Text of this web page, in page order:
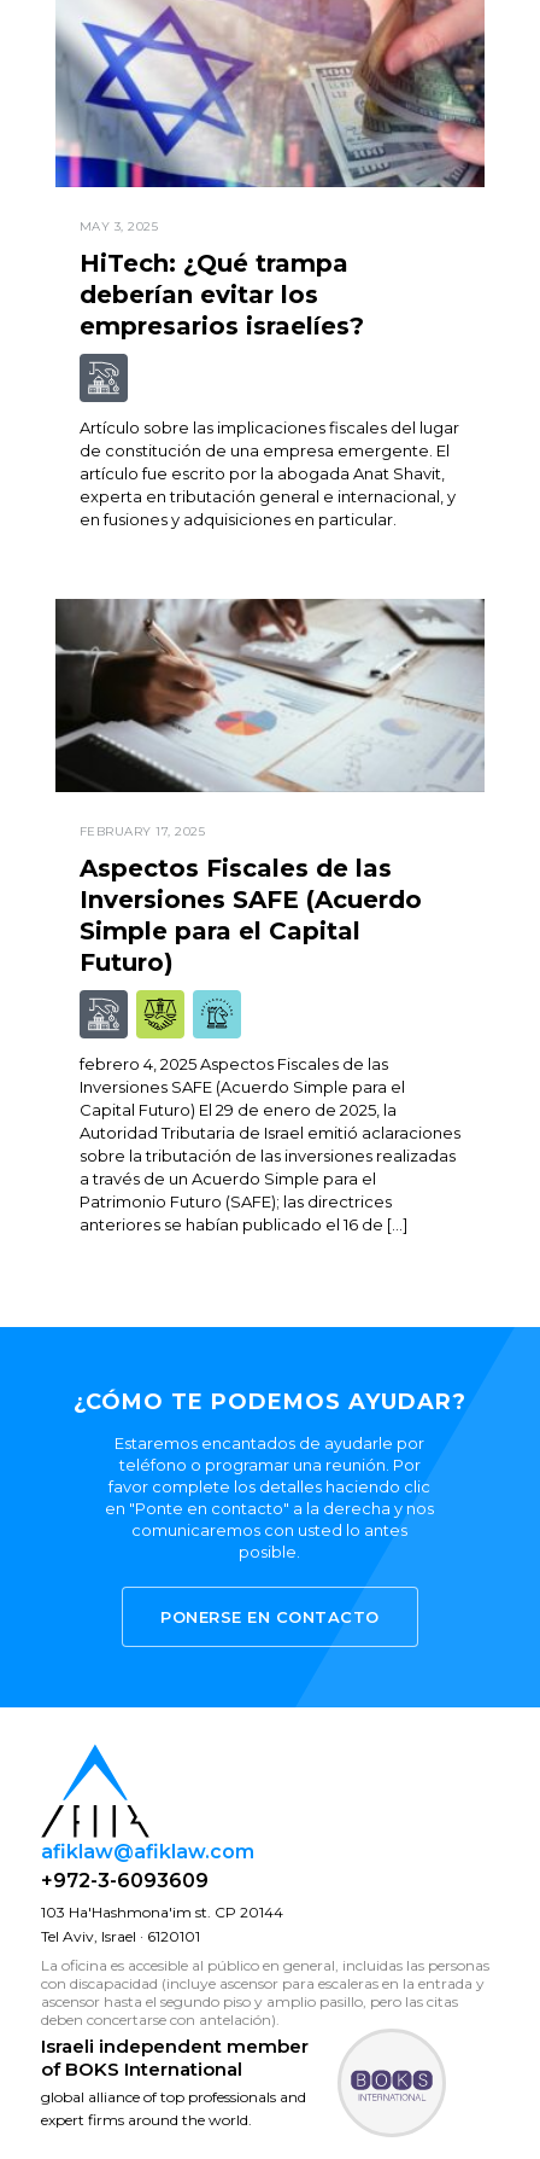
MAY 3, 2025
HiTech: ¿Qué trampa
deberían evitar los
empresarios israelíes?
Artículo sobre las implicaciones fiscales del lugar
de constitución de una empresa emergente. El
artículo fue escrito por la abogada Anat Shavit,
experta en tributación general e internacional, y
en fusiones y adquisiciones en particular.
FEBRUARY 17, 2025
Aspectos Fiscales de las
Inversiones SAFE (Acuerdo
Simple para el Capital
Futuro)
febrero 4, 2025 Aspectos Fiscales de las
Inversiones SAFE (Acuerdo Simple para el
Capital Futuro) El 29 de enero de 2025, la
Autoridad Tributaria de Israel emitió aclaraciones
sobre la tributación de las inversiones realizadas
a través de un Acuerdo Simple para el
Patrimonio Futuro (SAFE); las directrices
anteriores se habían publicado el 16 de […]
¿CÓMO TE PODEMOS AYUDAR?
Estaremos encantados de ayudarle por
teléfono o programar una reunión. Por
favor complete los detalles haciendo clic
en "Ponte en contacto" a la derecha y nos
comunicaremos con usted lo antes
posible.
PONERSE EN CONTACTO
afiklaw@afiklaw.com
+972-3-6093609
103 Ha'Hashmona'im st. CP 20144
Tel Aviv, Israel · 6120101
La oficina es accesible al público en general, incluidas las personas
con discapacidad (incluye ascensor para escaleras en la entrada y
ascensor hasta el segundo piso y amplio pasillo, pero las citas
deben concertarse con antelación).
Israeli independent member
of BOKS International
global alliance of top professionals and
expert firms around the world.